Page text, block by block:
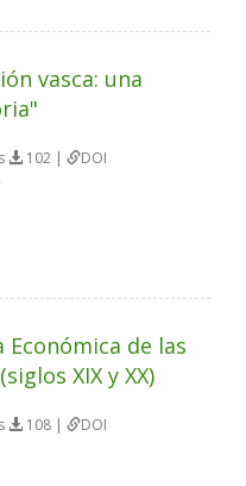
vasca: una
102 |
DOI
Económica de las
XIX y XX)
108 |
DOI